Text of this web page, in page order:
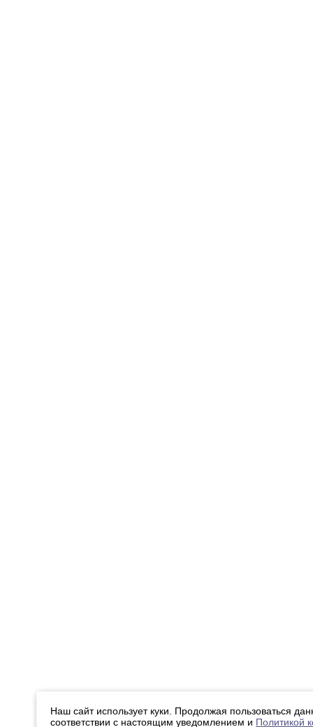
Наш сайт использует куки. Продолжая пользоваться
соответствии с настоящим уведомлением и Политикой